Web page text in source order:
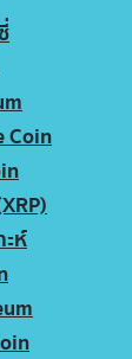
Coin
ห์